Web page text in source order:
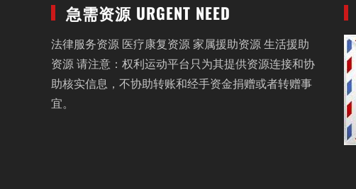
急需资源 URGENT NEED
法律服务资源 医疗康复资源 家属援助资源 生活援助
资源 请注意：权利运动平台只为其提供资源连接和协
助核实信息，不协助转账和经手资金捐赠或者转赠事
宜。